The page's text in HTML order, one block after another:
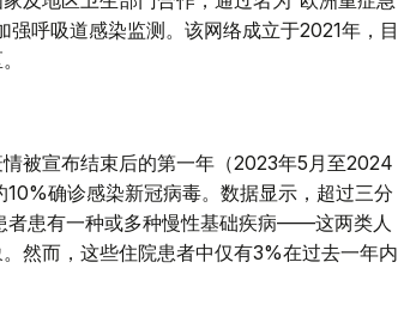
呼吸道感染监测。该网络成立于2021年，目
被宣布结束后的第一年（2023年5月至2024
确诊感染新冠病毒。数据显示，超过三分
者患有一种或多种慢性基础疾病——这两类人
然而，这些住院患者中仅有3%在过去一年内